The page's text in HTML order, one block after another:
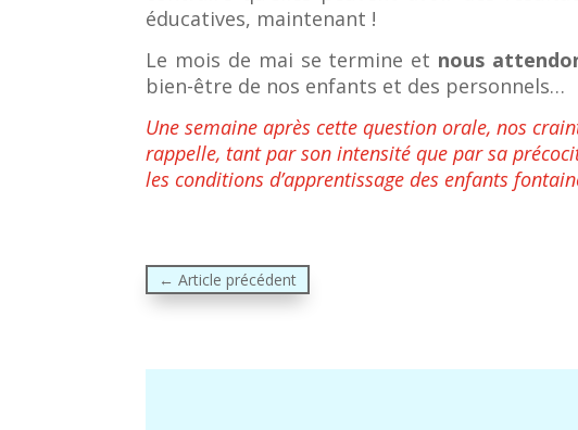
éducatives, maintenant !
Le mois de mai se termine et nous
bien-être de nos enfants et des personnels…
Une semaine après cette question orale, nos
rappelle, tant par son intensité que par sa
les conditions d’apprentissage des enfants
←Article précédent